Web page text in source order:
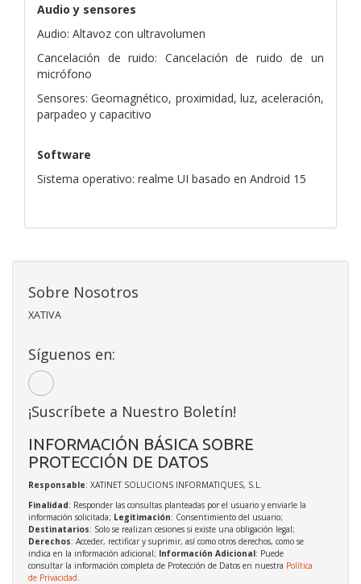
Audio y sensores
Audio: Altavoz con ultravolumen
Cancelación de ruido: Cancelación de ruido de un
micrófono
Sensores: Geomagnético, proximidad, luz, aceleración,
parpadeo y capacitivo
Software
Sistema operativo: realme UI basado en Android 15
Sobre Nosotros
XATIVA
Síguenos en:
¡Suscríbete a Nuestro Boletín!
INFORMACIÓN BÁSICA SOBRE
PROTECCIÓN DE DATOS
Responsable: XATINET SOLUCIONS INFORMATIQUES, S.L.
Finalidad: Responder las consultas planteadas por el usuario y enviarle la
información solicitada; Legitimación: Consentimiento del usuario;
Destinatarios: Solo se realizan cesiones si existe una obligación legal;
Derechos: Acceder, rectificar y suprimir, así como otros derechos, como se
indica en la información adicional; Información Adicional: Puede
consultar la información completa de Protección de Datos en nuestra Política
de Privacidad